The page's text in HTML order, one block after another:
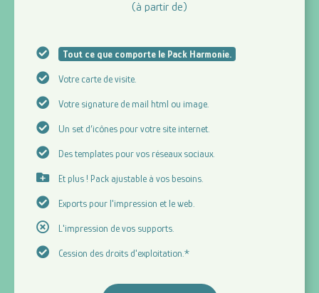
(à partir de)
Tout ce que comporte le Pack Harmonie.
Votre carte de visite.
Votre signature de mail html ou image.
Un set d’icônes pour votre site internet.
Des templates pour vos réseaux sociaux.
Et plus ! Pack ajustable à vos besoins.
Exports pour l'impression et le web.
L'impression de vos supports.
Cession des droits d'exploitation.*